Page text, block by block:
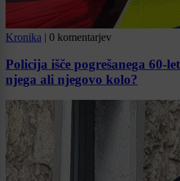
Kronika | 0 komentarjev
Policija išče pogrešanega 60-
njega ali njegovo kolo?